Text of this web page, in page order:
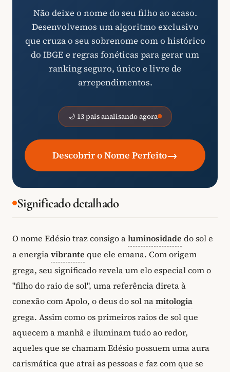
Não deixe o nome do seu filho ao acaso.
Desenvolvemos um algoritmo exclusivo
que cruza o seu sobrenome com o histórico
do IBGE e regras fonéticas para gerar um
ranking seguro, único e livre de
arrependimentos.
🌙 13 pais analisando agora
Descobrir o Nome Perfeito→
Significado detalhado
O nome Edésio traz consigo aluminosidade do sol e
a energiavibrante que ele emana. Com origem
grega, seu significado revela um elo especial com o
"filho do raio de sol", uma referência direta à
conexão com Apolo, o deus do sol namitologia
grega. Assim como os primeiros raios de sol que
aquecem a manhã e iluminam tudo ao redor,
aqueles que se chamam Edésio possuem uma aura
carismática que atrai as pessoas e faz com que se